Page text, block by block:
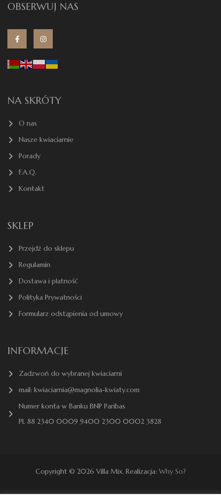
OBSERWUJ NAS
NA SKRÓTY
O nas
Nasze kwiaciarnie
Porady
F.A.Q.
Kontakt
SKLEP
Przejdź do sklepu
Regulamin
Dostawa i płatność
Polityka Prywatności
Formularz odstąpienia od umowy
INFORMACJE
Zadzwoń do wybranej kwiaciarni
mail: kwiaciarnia@magnolia-kwiaty.com
Numer konta w Banku BNP Paribas
PL 88 2340 0009 9400 2300 0002 3828
Copyright © 2026 Villa Mix. Realizacja: Why So?